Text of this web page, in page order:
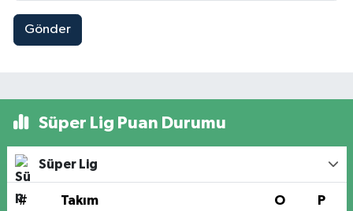
Gönder
Süper Lig Puan Durumu
Süper Lig
# Takım O P